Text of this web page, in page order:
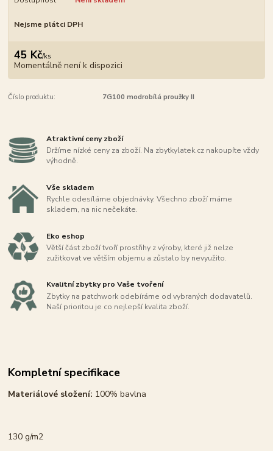
Nejsme plátci DPH
45 Kč/ks
Momentálně není k dispozici
Číslo produktu: 7G100 modrobílá proužky II
Atraktivní ceny zboží
Držíme nízké ceny za zboží. Na zbytkylatek.cz nakoupíte vždy
výhodně.
Vše skladem
Rychle odesíláme objednávky. Všechno zboží máme
skladem, na nic nečekáte.
Eko eshop
Větší část zboží tvoří prostřihy z výroby, které již nelze
zužitkovat ve větším objemu a zůstalo by nevyužito.
Kvalitní zbytky pro Vaše tvoření
Zbytky na patchwork odebíráme od vybraných dodavatelů.
Naší prioritou je co nejlepší kvalita zboží.
Kompletní specifikace
Materiálové složení: 100% bavlna
130 g/m2